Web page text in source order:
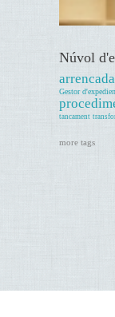
Núvol
arrencada
Gestor
tancament
more tags